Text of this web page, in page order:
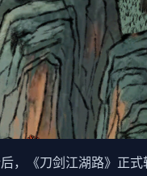
《刀剑江湖路》正